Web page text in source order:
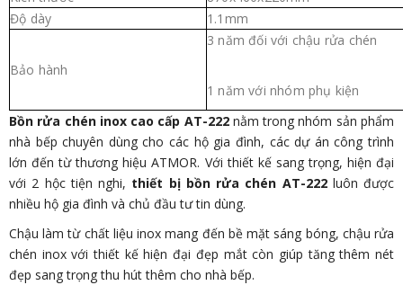
Độ dày
1.1mm
Bảo hành
3 năm đối với chậu rửa chén
1 năm với nhóm phụ kiện
Bồn rửa chén inox cao cấp AT-222 nằm trong nhóm sản phẩm
nhà bếp chuyên dùng cho các hộ gia đình, các dự án công trình
lớn đến từ thương hiệu ATMOR. Với thiết kế sang trọng, hiện đại
với 2 hộc tiện nghi, thiết bị bồn rửa chén AT-222luôn được
nhiều hộ gia đình và chủ đầu tư tin dùng.
Chậu làm từ chất liệu inox mang đến bề mặt sáng bóng, chậu rửa
chén inox với thiết kế hiện đại đẹp mắt còn giúp tăng thêm nét
đẹp sang trọng thu hút thêm cho nhà bếp.